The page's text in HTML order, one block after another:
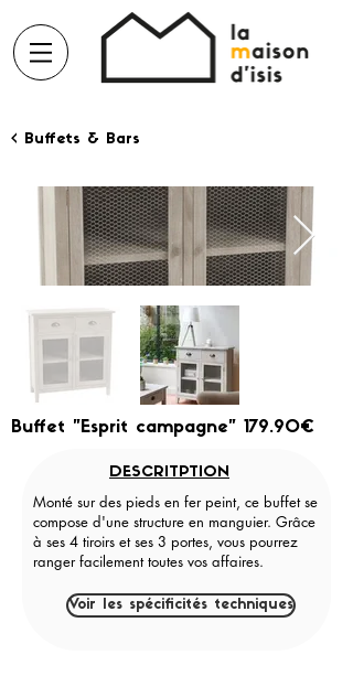
< Buffets & Bars
Buffet "Esprit campagne" 179.90€
DESCRITPTION
Monté sur des pieds en fer peint, ce buffet se
compose d'une structure en manguier. Grâce
à ses 4 tiroirs et ses 3 portes, vous pourrez
ranger facilement toutes vos affaires.
Voir les spécificités techniques